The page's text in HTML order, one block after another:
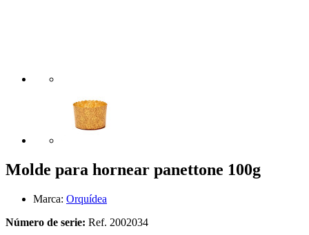
Molde para hornear panettone 100g
Marca: Orquídea
Número de serie: Ref. 2002034